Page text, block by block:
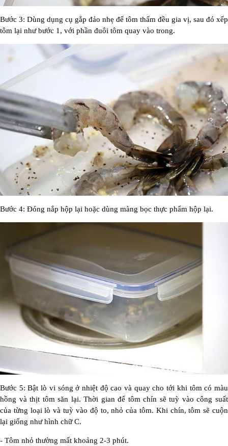
Bước 3: Dùng dụng cụ gắp đảo nhẹ để tôm thấm đều gia vị, sau đó xếp
tôm lại như bước 1, với phần đuôi tôm quay vào trong.
Bước 4: Đóng nắp hộp lại hoặc dùng màng bọc thực phẩm hộp lại.
Bước 5: Bật lò vi sóng ở nhiệt độ cao và quay cho tới khi tôm có màu
hồng và thịt tôm săn lại. Thời gian để tôm chín sẽ tuỳ vào công suất
của từng loại lò và tuỳ vào độ to, nhỏ của tôm. Khi chín, tôm sẽ cuộn
lại giống như hình chữ C.
- Tôm nhỏ thường mất khoảng 2-3 phút.